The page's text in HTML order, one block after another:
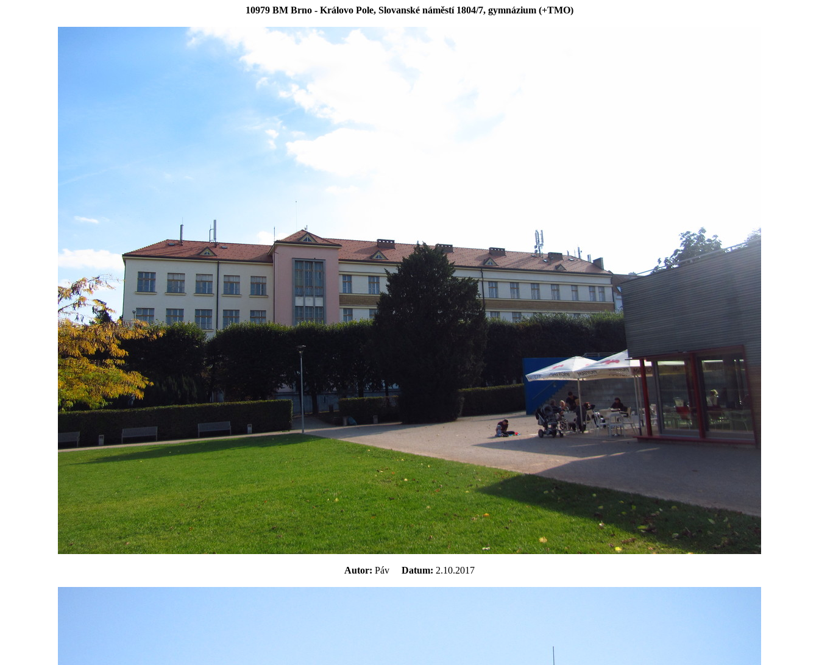
10979 BM Brno - Královo Pole, Slovanské náměstí 1804/7, gymnázium (+TMO)
Autor: Páv Datum: 2.10.2017